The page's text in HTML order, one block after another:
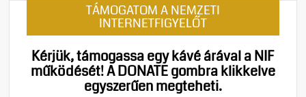
TÁMOGATOM A NEMZETI
INTERNETFIGYELŐT
Kérjük, támogassa egy kávé árával a NIF
működését!A DONATE gombra klikkelve
egyszerűen megteheti.